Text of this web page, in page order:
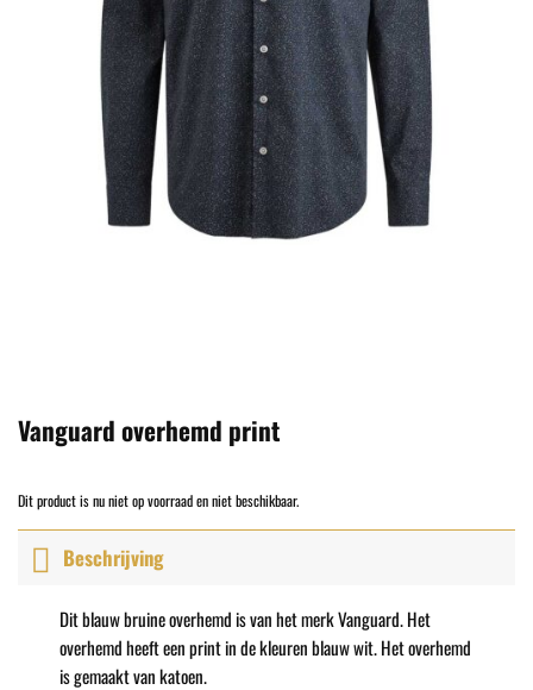
Vanguard overhemd print
Dit product is nu niet op voorraad en niet beschikbaar.
Beschrijving
Dit blauw bruine overhemd is van het merk Vanguard. Het
overhemd heeft een print in de kleuren blauw wit. Het overhemd
is gemaakt van katoen.